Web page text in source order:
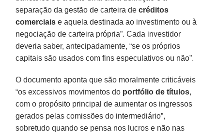
separação da gestão de carteira decréditos
comerciais e aquela destinada ao investimento ou à
negociação de carteira própria”. Cada investidor
deveria saber, antecipadamente, “se os próprios
capitais são usados com fins especulativos ou não”.
O documento aponta que são moralmente criticáveis
“os excessivos movimentos do portfólio de títulos,
com o propósito principal de aumentar os ingressos
gerados pelas comissões do intermediário”,
sobretudo quando se pensa nos lucros e não nas